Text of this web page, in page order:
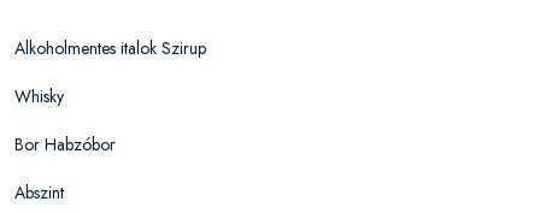
Alkoholmentes italok Szirup
Whisky
Bor Habzóbor
Abszint